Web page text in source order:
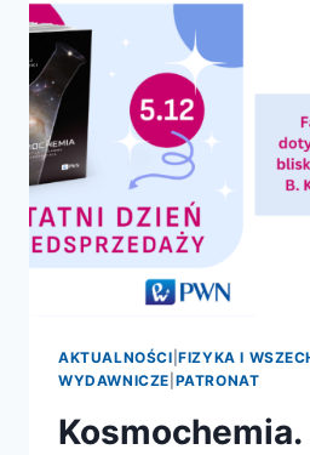
–
NOWE
AKTUALNOŚCI |FIZYKA I
WYDAWNICZE PATRONAT